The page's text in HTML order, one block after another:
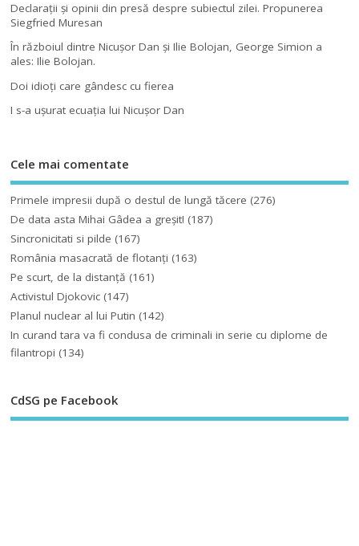
Declaraţii şi opinii din presă despre subiectul zilei. Propunerea
Siegfried Muresan
În războiul dintre Nicuşor Dan şi Ilie Bolojan, George Simion a
ales: Ilie Bolojan.
Doi idioţi care gândesc cu fierea
I s-a uşurat ecuaţia lui Nicuşor Dan
Cele mai comentate
Primele impresii după o destul de lungă tăcere (276)
De data asta Mihai Gâdea a greşit! (187)
Sincronicitati si pilde (167)
România masacrată de flotanţi (163)
Pe scurt, de la distanță (161)
Activistul Djokovic (147)
Planul nuclear al lui Putin (142)
In curand tara va fi condusa de criminali in serie cu diplome de
filantropi (134)
CdSG pe Facebook